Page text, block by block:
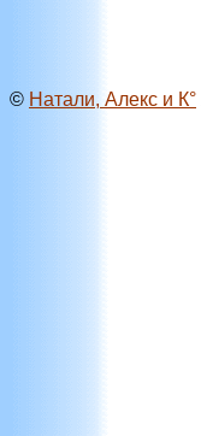
© Натали, Алекс и К°